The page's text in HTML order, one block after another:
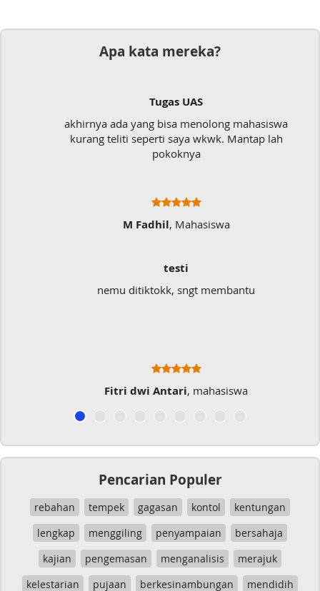
Apa kata mereka?
Tugas UAS
akhirnya ada yang bisa menolong mahasiswa
kurang teliti seperti saya wkwk. Mantap lah
pokoknya
M Fadhil, Mahasiswa
testi
nemu ditiktokk, sngt membantu
Fitri dwi Antari, mahasiswa
Pencarian Populer
rebahan tempek gagasan kontol
kentungan
lengkap
menggiling penyampaian
bersahaja
kajian
pengemasan menganalisis
merajuk
kelestarian
pujaan berkesinambungan mendidih